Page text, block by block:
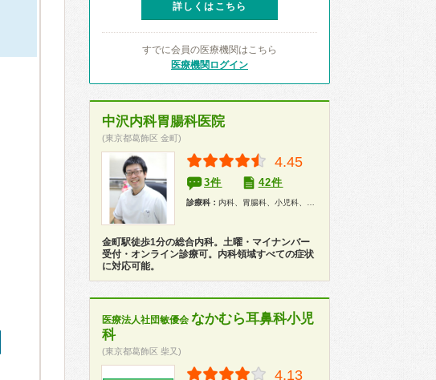
詳しくはこちら
すでに会員の医療機関はこちら
医療機関ログイン
中沢内科胃腸科医院
(東京都葛飾区 金町)
4.45
3件 42件
診療科： 内科、胃腸科、小児科、健康診断
金町駅徒歩1分の総合内科。土曜・マイナンバー
受付・オンライン診療可。内科領域すべての症状
に対応可能。
医療法人社団敏優会 なかむら耳鼻科小児
科
(東京都葛飾区 柴又)
4.13